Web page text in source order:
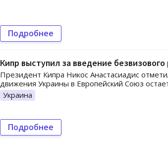
Подробнее
Кипр выступил за введение
Президент Кипра Никос Анастасиадис
движения Украины в Европейский Союз
Украина
Подробнее